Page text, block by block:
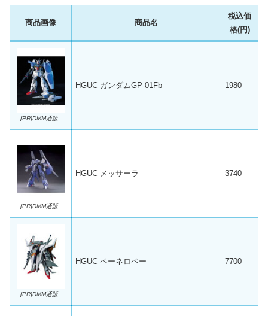
商品画像 商品名
税込価
格(円)
[PR]DMM通販
HGUC ガンダムGP-01Fb 1980
[PR]DMM通販
HGUC メッサーラ 3740
[PR]DMM通販
HGUC ペーネロペー 7700